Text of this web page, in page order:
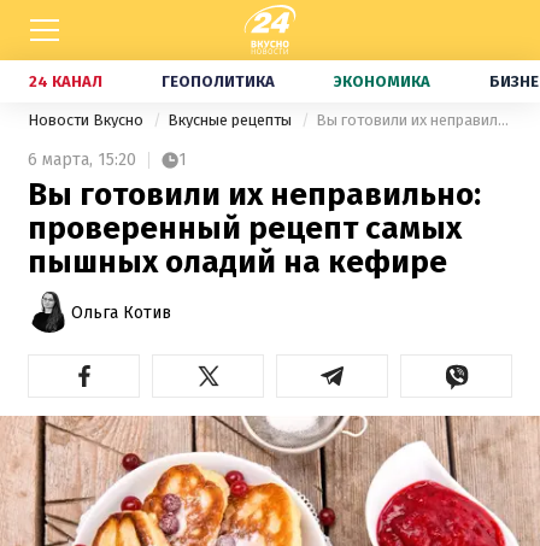
24 КАНАЛ ГЕОПОЛИТИКА ЭКОНОМИКА
Новости Вкусно Вкусные рецепты Вы готовили их неправильно: проверенный рецепт самых пышных оладий на кефире
6 марта, 15:20 1
Вы готовили их неправильно:
проверенный рецепт самых
пышных оладий на кефире
Ольга Котив